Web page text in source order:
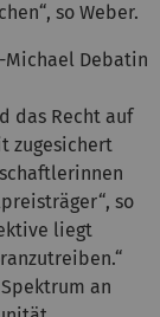
so Weber.
Michael Debatin
das Recht auf
zugesichert
so
liegt
an